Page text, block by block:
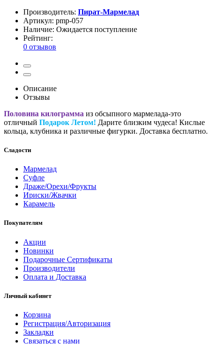
Производитель: Пират-Мармелад
Артикул: pmp-057
Наличие: Ожидается поступление
Рейтинг:
0 отзывов
Описание
Отзывы
Половина килограмма из обсыпного мармелада-это
отличный Подарок Летом! Дарите близким чудеса! Кислые
кольца, клубника и различные фигурки. Доставка бесплатно.
Сладости
Мармелад
Суфле
Драже/Орехи/Фрукты
Ириски/Жвачки
Карамель
Покупателям
Акции
Новинки
Подарочные Сертификаты
Производители
Оплата и Доставка
Личный кабинет
Корзина
Регистрация/Авторизация
Закладки
Связаться с нами